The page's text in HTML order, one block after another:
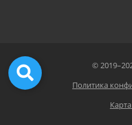
©
Политика